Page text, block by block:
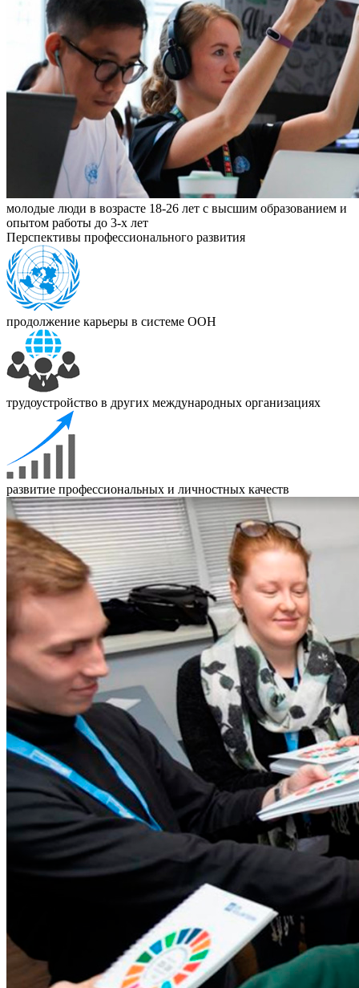
молодые люди в возрасте 18-26 лет с высшим образованием и
опытом работы до 3-х лет
Перспективы профессионального развития
продолжение карьеры в системе ООН
трудоустройство в других международных организациях
развитие профессиональных и личностных качеств